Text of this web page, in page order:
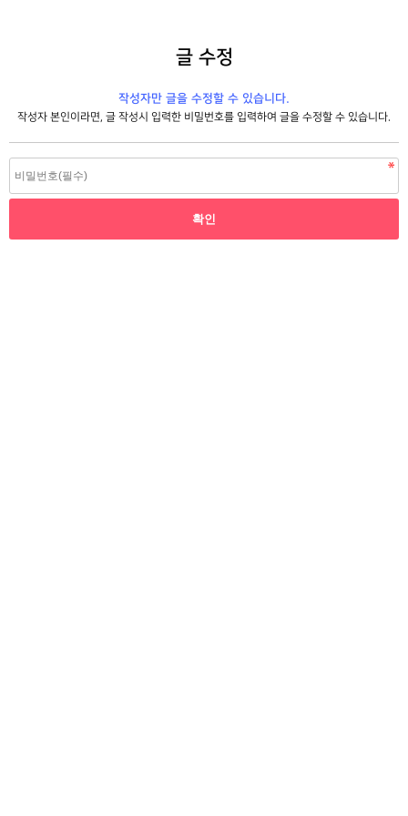
글 수정
작성자만 글을 수정할 수 있습니다.
작성자 본인이라면, 글 작성시 입력한 비밀번호를 입력하여 글을 수정할 수 있습니다.